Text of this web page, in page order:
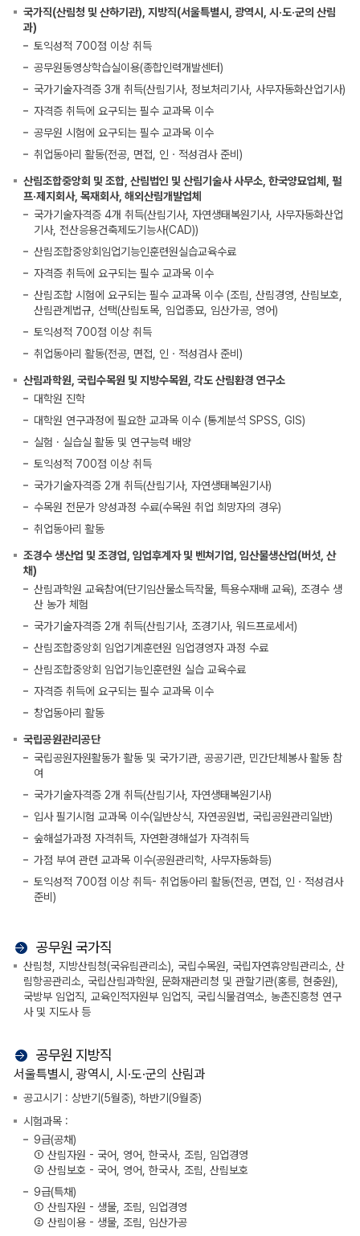
국가직(산림청 및 산하기관), 지방직(서울특별시, 광역시, 시·도·군의 산림
과)
토익성적 700점 이상 취득
공무원동영상학습실이용(종합인력개발센터)
국가기술자격증 3개 취득(산림기사, 정보처리기사, 사무자동화산업기사)
자격증 취득에 요구되는 필수 교과목 이수
공무원 시험에 요구되는 필수 교과목 이수
취업동아리 활동(전공, 면접, 인ㆍ적성검사 준비)
산림조합중앙회 및 조합, 산림법인 및 산림기술사 사무소, 한국양묘업체, 펄
프·제지회사, 목재회사, 해외산림개발업체
국가기술자격증 4개 취득(산림기사, 자연생태복원기사, 사무자동화산업
기사, 전산응용건축제도기능사(CAD))
산림조합중앙회임업기능인훈련원실습교육수료
자격증 취득에 요구되는 필수 교과목 이수
산림조합 시험에 요구되는 필수 교과목 이수 (조림, 산림경영, 산림보호,
산림관계법규, 선택(산림토목, 임업종묘, 임산가공, 영어)
토익성적 700점 이상 취득
취업동아리 활동(전공, 면접, 인ㆍ적성검사 준비)
산림과학원, 국립수목원 및 지방수목원, 각도 산림환경 연구소
대학원 진학
대학원 연구과정에 필요한 교과목 이수 (통계분석 SPSS, GIS)
실험 · 실습실 활동 및 연구능력 배양
토익성적 700점 이상 취득
국가기술자격증 2개 취득(산림기사, 자연생태복원기사)
수목원 전문가 양성과정 수료(수목원 취업 희망자의 경우)
취업동아리 활동
조경수 생산업 및 조경업, 임업후계자 및 벤쳐기업, 임산물생산업(버섯, 산
채)
산림과학원 교육참여(단기임산물소득작물, 특용수재배 교육), 조경수 생
산 농가 체험
국가기술자격증 2개 취득(산림기사, 조경기사, 워드프로세서)
산림조합중앙회 임업기계훈련원 임업경영자 과정 수료
산림조합중앙회 임업기능인훈련원 실습 교육수료
자격증 취득에 요구되는 필수 교과목 이수
창업동아리 활동
국립공원관리공단
국립공원자원활동가 활동 및 국가기관, 공공기관, 민간단체봉사 활동 참
여
국가기술자격증 2개 취득(산림기사, 자연생태복원기사)
입사 필기시험 교과목 이수(일반상식, 자연공원법, 국립공원관리일반)
숲해설가과정 자격취득, 자연환경해설가 자격취득
가점 부여 관련 교과목 이수(공원관리학, 사무자동화등)
토익성적 700점 이상 취득- 취업동아리 활동(전공, 면접, 인ㆍ적성검사
준비)
공무원 국가직
산림청, 지방산림청(국유림관리소), 국립수목원, 국립자연휴양림관리소, 산
림항공관리소, 국립산림과학원, 문화재관리청 및 관할기관(홍릉, 현충원),
국방부 임업직, 교육인적자원부 임업직, 국립식물검역소, 농촌진흥청 연구
사 및 지도사 등
공무원 지방직
서울특별시, 광역시, 시·도·군의 산림과
공고시기 : 상반기(5월중), 하반기(9월중)
시험과목 :
9급(공채)
① 산림자원 - 국어, 영어, 한국사, 조림, 임업경영
② 산림보호 - 국어, 영어, 한국사, 조림, 산림보호
9급(특채)
① 산림자원 - 생물, 조림, 임업경영
② 산림이용 - 생물, 조림, 임산가공